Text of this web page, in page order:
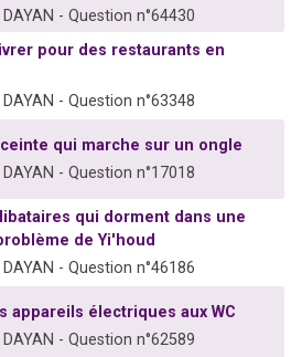
- Question n°64430
pour des restaurants en
- Question n°63348
qui marche sur un ongle
- Question n°17018
qui dorment dans une
de Yi'houd
- Question n°46186
appareils électriques aux WC
- Question n°62589